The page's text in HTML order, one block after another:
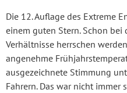
Die 12. Auflage des Extreme
einem guten Stern. Schon bei
Verhältnisse herrschen
angenehme
ausgezeichnete Stimmung
Fahrern. Das war nicht immer